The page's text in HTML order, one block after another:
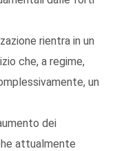
rientra in un
che, a regime,
un
dei
attualmente